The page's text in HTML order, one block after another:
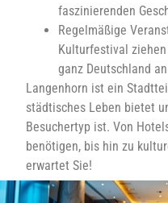
faszinierenden
Regelmäßige
Kulturfestival
ganz Deutschland
Langenhorn ist ein
städtisches Leben bietet
Besuchertyp ist. Von
benötigen, bis hin zu
erwartet Sie!